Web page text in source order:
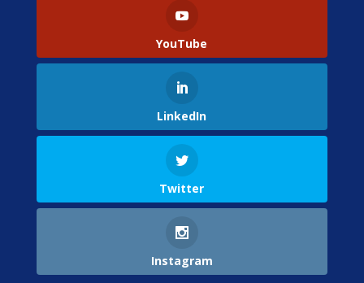
YouTube
LinkedIn
Twitter
Instagram